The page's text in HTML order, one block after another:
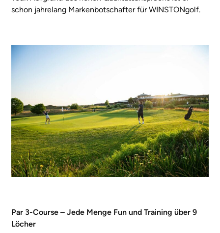
schon jahrelang Markenbotschafter für WINSTONgolf.
Par 3-Course – Jede Menge Fun und Training über 9
Löcher